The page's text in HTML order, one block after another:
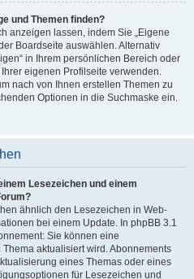
und Themen finden?
anzeigen lassen, indem Sie „Eigene
Boardseite auswählen. Alternativ
in Ihrem persönlichen Bereich oder
eigenen Profilseite verwenden.
nach von Ihnen erstellen Themen zu
Optionen in die Suchmaske ein.
Lesezeichen und einem
ähnlich den Lesezeichen in Web-
bei einem Update. In phpBB 3.1
Sie können eine
aktualisiert wird. Abonnements
eines Themas oder eines
für Lesezeichen und